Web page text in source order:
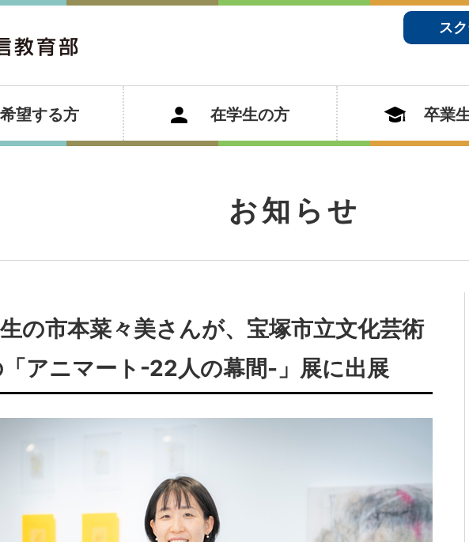
ス
望する方 在学生の方 卒業
お知らせ
の市本菜々美さんが、宝塚市立文化芸術
アニマート-22人の幕間-」展に出展